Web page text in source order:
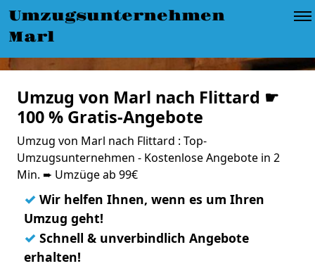
Umzugsunternehmen
Marl
Umzug von Marl nach Flittard ☛
100 % Gratis-Angebote
Umzug von Marl nach Flittard : Top-
Umzugsunternehmen - Kostenlose Angebote in 2
Min. ➨ Umzüge ab 99€
✓ Wir helfen Ihnen, wenn es um Ihren
Umzug geht!
✓ Schnell & unverbindlich Angebote
erhalten!